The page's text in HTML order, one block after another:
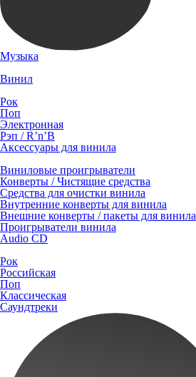
Музыка
Винил
Рок
Поп
Электронная
Рэп / R’n’B
Аксессуары для винила
Виниловые проигрыватели
Конверты / Чистящие средства
Средства для очистки винила
Внутренние конверты для винила
Внешние конверты / пакеты для винила
Проигрыватели винила
Audio CD
Рок
Российская
Поп
Классическая
Саундтреки